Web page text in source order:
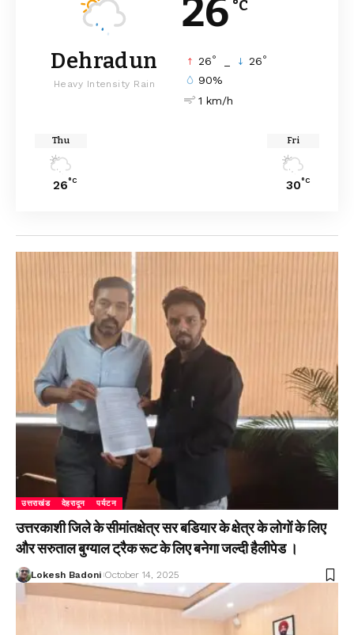
26 °C
Dehradun
Heavy Intensity Rain
26° 26°
90%
1 km/h
Thu
26°C
Fri
30°C
उत्तराखंड देहरादून पर्यटन
उत्तरकाशी जिले के सीमांतक्षेत्र सर बडियार के क्षेत्र के लोगों के लिए
और सरुताल बुग्याल ट्रैक रूट के लिए बनेगा जल्दी हैलीपेड ।
Lokesh Badoni October 14, 2025